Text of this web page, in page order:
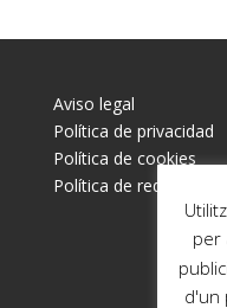
Aviso legal
Política de privacidad
Política de cookies
Política de redes
per
d'un